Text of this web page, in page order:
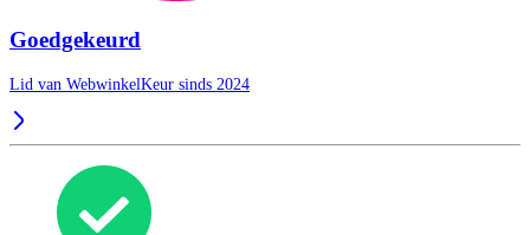
Goedgekeurd
Lid van WebwinkelKeur sinds 2024